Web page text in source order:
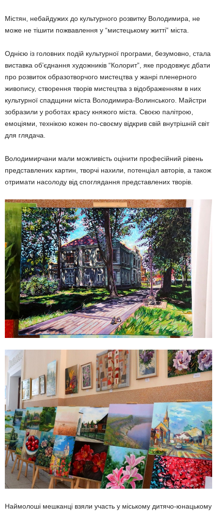
Містян, небайдужих до культурного розвитку Володимира, не
може не тішити пожвавлення у “мистецькому житті” міста.
Однією із головних подій культурної програми, безумовно, стала
виставка об’єднання художників “Колорит”, яке продовжує дбати
про розвиток образотворчого мистецтва у жанрі пленерного
живопису, створення творів мистецтва з відображенням в них
культурної спадщини міста Володимира-Волинського. Майстри
зобразили у роботах красу княжого міста. Своєю палітрою,
емоціями, технікою кожен по-своєму відкрив свій внутрішній світ
для глядача.
Володимирчани мали можливість оцінити професійний рівень
представлених картин, творчі нахили, потенціал авторів, а також
отримати насолоду від споглядання представлених творів.
Наймолоші мешканці взяли участь у міському дитячо-юнацькому